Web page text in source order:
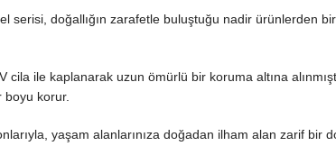
serisi, doğallığın zarafetle buluştuğu nadir ürünlerden
cila ile kaplanarak uzun ömürlü bir koruma altına
boyu korur.
yaşam alanlarınıza doğadan ilham alan zarif bir